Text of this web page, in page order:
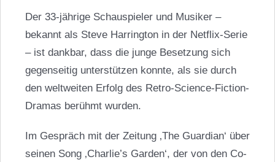
Der 33-jährige Schauspieler und Musiker –
bekannt als Steve Harrington in der Netflix-Serie
– ist dankbar, dass die junge Besetzung sich
gegenseitig unterstützen konnte, als sie durch
den weltweiten Erfolg des Retro-Science-Fiction-
Dramas berühmt wurden.
Im Gespräch mit der Zeitung ‚The Guardian‘ über
seinen Song ‚Charlie’s Garden‘, der von den Co-